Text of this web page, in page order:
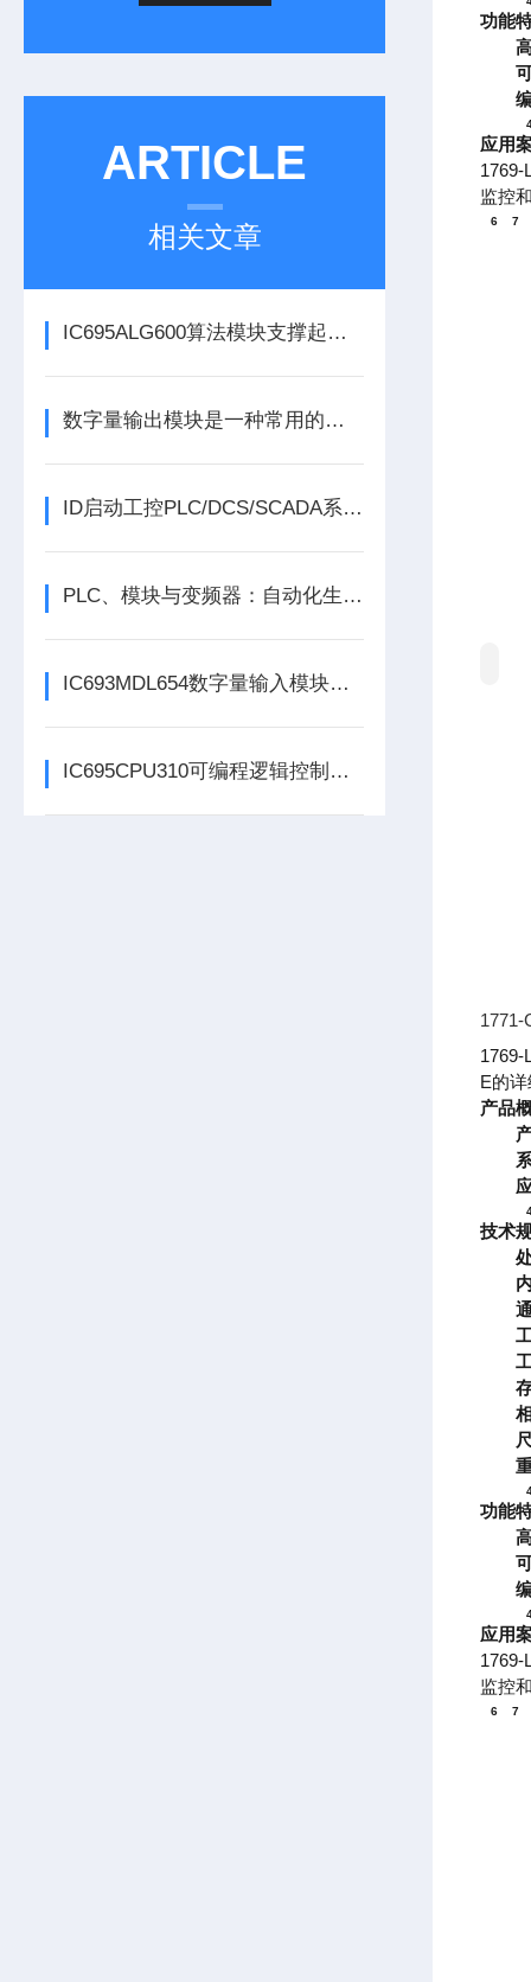
ARTICLE
相关文章
IC695ALG600算法模块支撑起复杂工业场景下的过程控制
数字量输出模块是一种常用的控制器设备
ID启动工控PLC/DCS/SCADA系列份额报告
PLC、模块与变频器：自动化生产的核心动力组合
IC693MDL654数字量输入模块为系统提供实时的状态反馈
IC695CPU310可编程逻辑控制器在各行业中具体应用分享
功能
应用
1769-
监控
6 7
1771-
1769-
E的
产品
技术
功能
应用
1769-
监控
6 7